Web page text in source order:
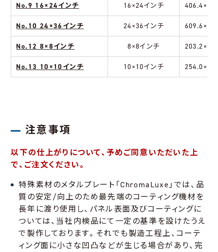
No.9 16×24インチ 16×24インチ
No.10 24×36インチ 24×36インチ
No.12 8×8インチ 8×8インチ
No.13 10×10インチ 10×10インチ
注意事項
以下の仕上がりについて、予めご同意いただいた上
で、ご注文ください。
特殊素材のメタルプレート「ChromaLuxe」では、品
質の安定/向上のため最先端のコーティング機材を
長年に渡り使用し、パネル表面及びコーティングに
ついては、当社内検品にて一定の基準を設けたうえ
で製作しております。それでも製造工程上、コーテ
ィング面に小さな凹凸などが生じる場合があり、完